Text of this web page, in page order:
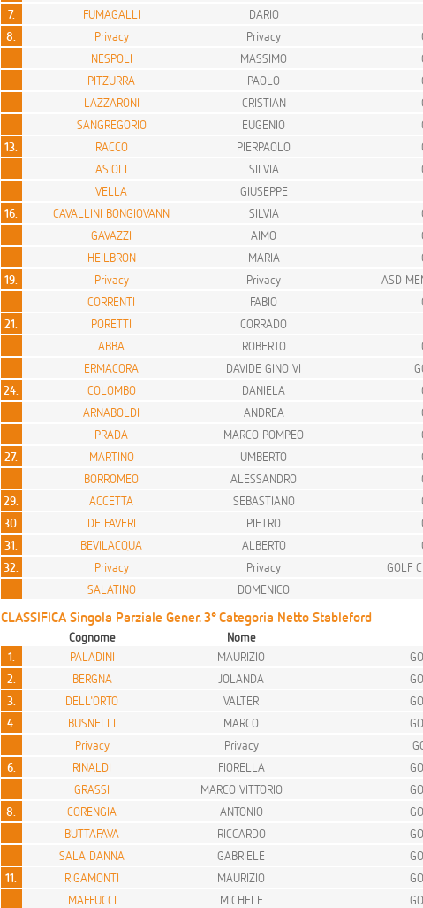
7.
FUMAGALLI DARIO
8.
Privacy Privacy
NESPOLI
MASSIMO
PITZURRA
PAOLO
LAZZARONI
CRISTIAN
SANGREGORIO
EUGENIO
13.
RACCO PIERPAOLO
ASIOLI
SILVIA
VELLA
GIUSEPPE
16.
CAVALLINI BONGIOVANN SILVIA
GAVAZZI
AIMO
HEILBRON
MARIA
19.
Privacy Privacy ASD
CORRENTI
FABIO
21.
PORETTI CORRADO
ABBA
ROBERTO
ERMACORA
DAVIDE GINO VI
24.
COLOMBO DANIELA
ARNABOLDI
ANDREA
PRADA
MARCO POMPEO
27.
MARTINO UMBERTO
BORROMEO
ALESSANDRO
29.
ACCETTA SEBASTIANO
30.
DE FAVERI PIETRO
31.
BEVILACQUA ALBERTO
32.
Privacy Privacy GOLF
SALATINO
DOMENICO
CLASSIFICA Singola Parziale Gener. 3° Categoria Netto Stableford
Cognome Nome
1.
PALADINI MAURIZIO
2.
BERGNA JOLANDA
3.
DELL'ORTO VALTER
4.
BUSNELLI MARCO
Privacy
Privacy
6.
RINALDI FIORELLA
GRASSI
MARCO VITTORIO
8.
CORENGIA ANTONIO
BUTTAFAVA
RICCARDO
SALA DANNA
GABRIELE
11.
RIGAMONTI MAURIZIO
MAFFUCCI
MICHELE